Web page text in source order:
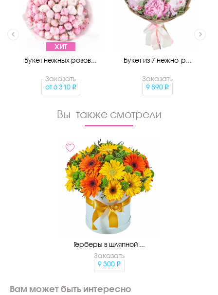
ХИТ
Букет нежных розов...
Заказать
от 6 310
Букет из 7 нежно-р...
Заказать
9 890
Вы также смотрели
Герберы в шляпной ...
Заказать
9 300
Вам может быть интересно